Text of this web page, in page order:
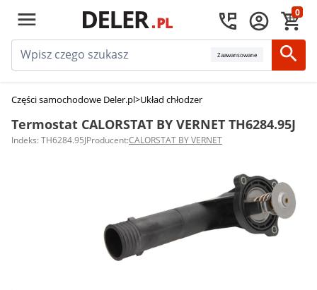
0
Zaawansowane
Części samochodowe Deler.pl>Układ chłodzenia silnika
Termostat CALORSTAT BY VERNET TH6284.95J
Indeks: TH6284.95JProducent:CALORSTAT BY VERNET